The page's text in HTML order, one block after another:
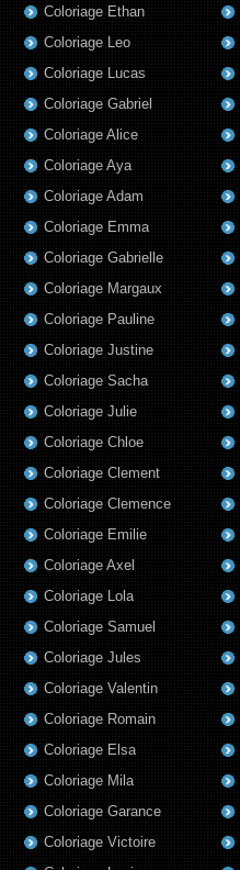
Coloriage Ethan
Coloriage Leo
Coloriage Lucas
Coloriage Gabriel
Coloriage Alice
Coloriage Aya
Coloriage Adam
Coloriage Emma
Coloriage Gabrielle
Coloriage Margaux
Coloriage Pauline
Coloriage Justine
Coloriage Sacha
Coloriage Julie
Coloriage Chloe
Coloriage Clement
Coloriage Clemence
Coloriage Emilie
Coloriage Axel
Coloriage Lola
Coloriage Samuel
Coloriage Jules
Coloriage Valentin
Coloriage Romain
Coloriage Elsa
Coloriage Mila
Coloriage Garance
Coloriage Victoire